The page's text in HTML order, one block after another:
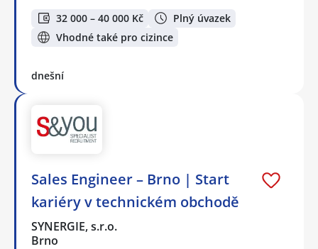
32 000 – 40 000 Kč
Plný úvazek
Vhodné také pro cizince
dnešní
Sales Engineer – Brno | Start
kariéry v technickém obchodě
SYNERGIE, s.r.o.
Brno